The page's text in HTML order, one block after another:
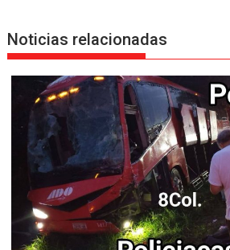
Noticias relacionadas